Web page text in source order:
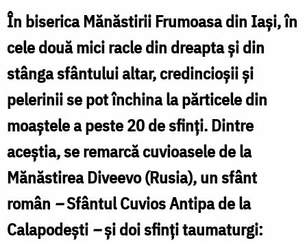
Mănăstirea
Frumoasa
/
Foto:
Nechifor
În biserica Mănăstirii Frumoasa din Iași, în
cele două mici racle din dreapta și din
stânga sfântului altar, credincioșii și
pelerinii se pot închina la părticele din
moaștele a peste 20 de sfinți. Dintre
aceștia, se remarcă cuvioasele de la
Mănăstirea Diveevo (Rusia), un sfânt
român –Sfântul Cuvios Antipa de la
Calapodeşti –și doi sfinți taumaturgi: